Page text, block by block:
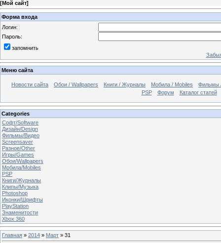
[Мой сайт]
Форма входа
Логин:
Пароль:
запомнить
Меню сайта
Новости сайта Обои / Wallpapers Книги / Журналы Мобила / Mobiles
Фильмы
PSP
Форум Каталог статей
Categories
Софт/Software
Дизайн/Design
Фильмы/Видео
Screensaver
Разное/Other
Игры/Games
Обои/Wallpapers
Мобила/Mobiles
PSP
Книги/Журналы
Клипы/Музыка
Photoshop
Иконки/Шрифты
PlayStation
Знаменитости
Xbox 360
Главная » 2014 » Март » 31